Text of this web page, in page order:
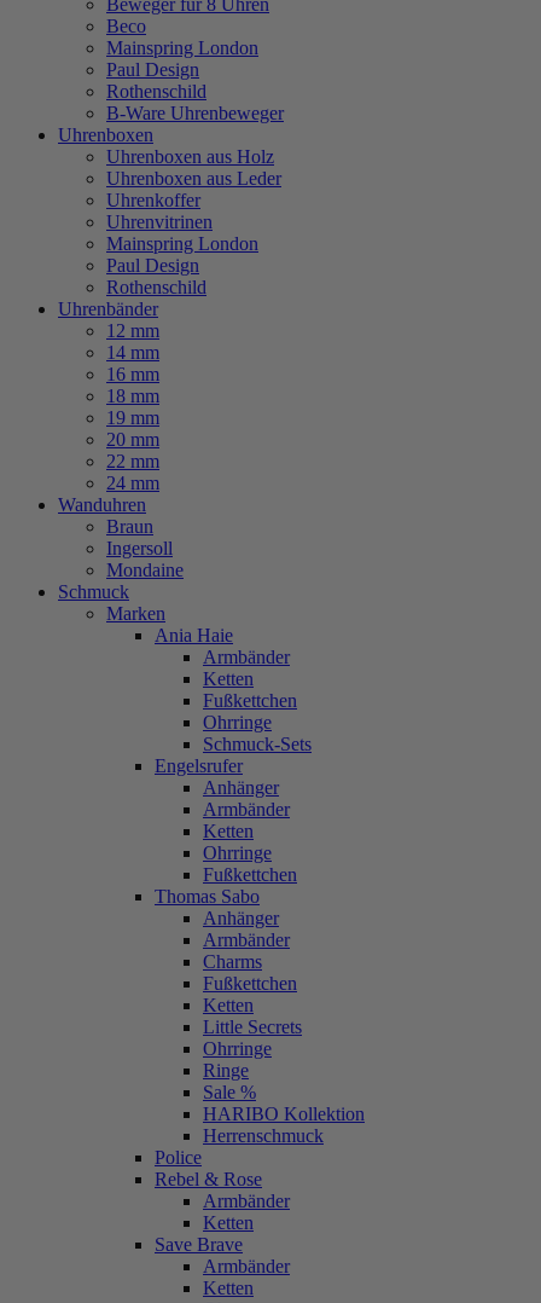
Beweger für 8 Uhren
Beco
Mainspring London
Paul Design
Rothenschild
B-Ware Uhrenbeweger
Uhrenboxen
Uhrenboxen aus Holz
Uhrenboxen aus Leder
Uhrenkoffer
Uhrenvitrinen
Mainspring London
Paul Design
Rothenschild
Uhrenbänder
12 mm
14 mm
16 mm
18 mm
19 mm
20 mm
22 mm
24 mm
Wanduhren
Braun
Ingersoll
Mondaine
Schmuck
Marken
Ania Haie
Armbänder
Ketten
Fußkettchen
Ohrringe
Schmuck-Sets
Engelsrufer
Anhänger
Armbänder
Ketten
Ohrringe
Fußkettchen
Thomas Sabo
Anhänger
Armbänder
Charms
Fußkettchen
Ketten
Little Secrets
Ohrringe
Ringe
Sale %
HARIBO Kollektion
Herrenschmuck
Police
Rebel & Rose
Armbänder
Ketten
Save Brave
Armbänder
Ketten